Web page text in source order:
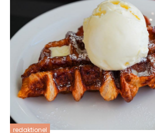
redaktionel